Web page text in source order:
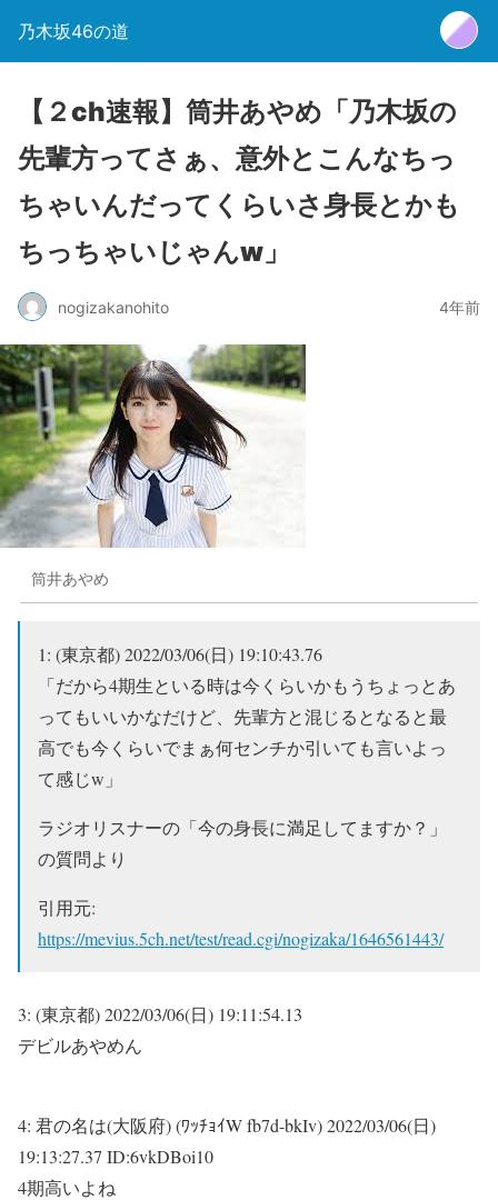
乃木坂46の道
【２ch速報】筒井あやめ「乃木坂の
先輩方ってさぁ、意外とこんなちっ
ちゃいんだってくらいさ身長とかも
ちっちゃいじゃんw」
nogizakanohito 4年前
筒井あやめ
1: (東京都)2022/03/06(日) 19:10:43.76
「だから4期生といる時は今くらいかもうちょっとあ
ってもいいかなだけど、先輩方と混じるとなると最
高でも今くらいでまぁ何センチか引いても言いよっ
て感じw」
ラジオリスナーの「今の身長に満足してますか？」
の質問より
引用元:
https://mevius.5ch.net/test/read.cgi/nogizaka/1646561443/
3: (東京都)2022/03/06(日) 19:11:54.13
デビルあやめん
4: 君の名は(大阪府) (ﾜｯﾁｮｲW fb7d-bkIv)2022/03/06(日)
19:13:27.37 ID:6vkDBoi10
4期高いよね